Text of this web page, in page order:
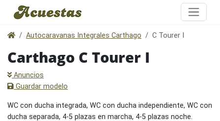
Autocaravanas Integrales Carthago C Tourer I
Carthago C Tourer I
Anuncios
Guardar modelo
WC con ducha integrada, WC con ducha independiente, WC con
ducha separada, 4-5 plazas en marcha, 4-5 plazas noche.